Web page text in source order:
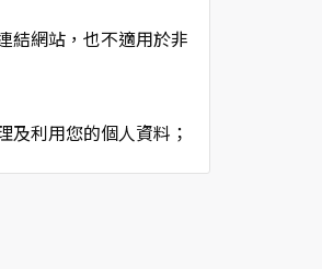
結網站，也不適用於非
利用您的個人資料；
們增進網站服務的參
要公佈統計數據及說